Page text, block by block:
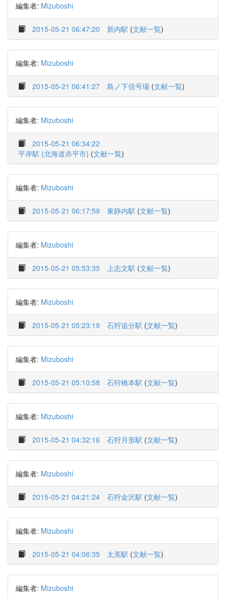
編集者: Mizuboshi
2015-05-21 06:47:20 新内駅 (文献一覧)
編集者: Mizuboshi
2015-05-21 06:41:27 島ノ下信号場 (文献一覧)
編集者: Mizuboshi
2015-05-21 06:34:22
平岸駅 (北海道赤平市) (文献一覧)
編集者: Mizuboshi
2015-05-21 06:17:59 東静内駅 (文献一覧)
編集者: Mizuboshi
2015-05-21 05:53:35 上志文駅 (文献一覧)
編集者: Mizuboshi
2015-05-21 05:23:19 石狩追分駅 (文献一覧)
編集者: Mizuboshi
2015-05-21 05:10:58 石狩橋本駅 (文献一覧)
編集者: Mizuboshi
2015-05-21 04:32:16 石狩月形駅 (文献一覧)
編集者: Mizuboshi
2015-05-21 04:21:24 石狩金沢駅 (文献一覧)
編集者: Mizuboshi
2015-05-21 04:06:35 太美駅 (文献一覧)
編集者: Mizuboshi